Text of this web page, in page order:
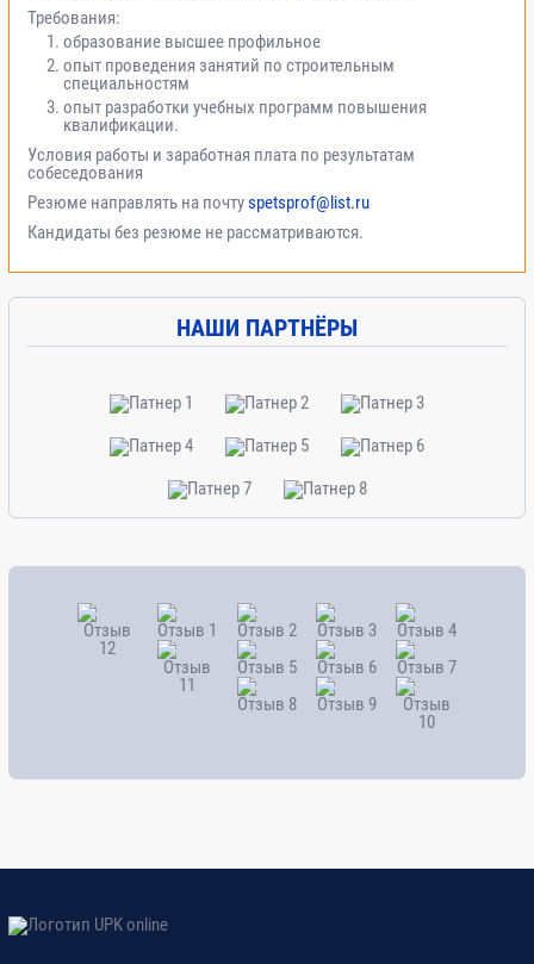
Требования:
образование высшее профильное
опыт проведения занятий по строительным
специальностям
опыт разработки учебных программ повышения
квалификации.
Условия работы и заработная плата по результатам
собеседования
Резюме направлять на почтуspetsprof@list.ru
Кандидаты без резюме не рассматриваются.
НАШИ ПАРТНЁРЫ